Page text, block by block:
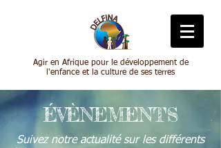
Agir en Afrique pour le développement de
l'enfance et la culture de ses terres
ÉVÈNEMENTS
Suivez notre actualité sur les différents